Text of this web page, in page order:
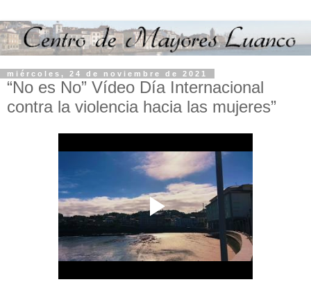
miércoles, 24 de noviembre de 2021
“No es No” Vídeo Día Internacional
contra la violencia hacia las mujeres”